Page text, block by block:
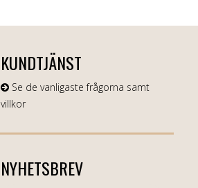
KUNDTJÄNST
Se de vanligaste frågorna samt
villkor
NYHETSBREV